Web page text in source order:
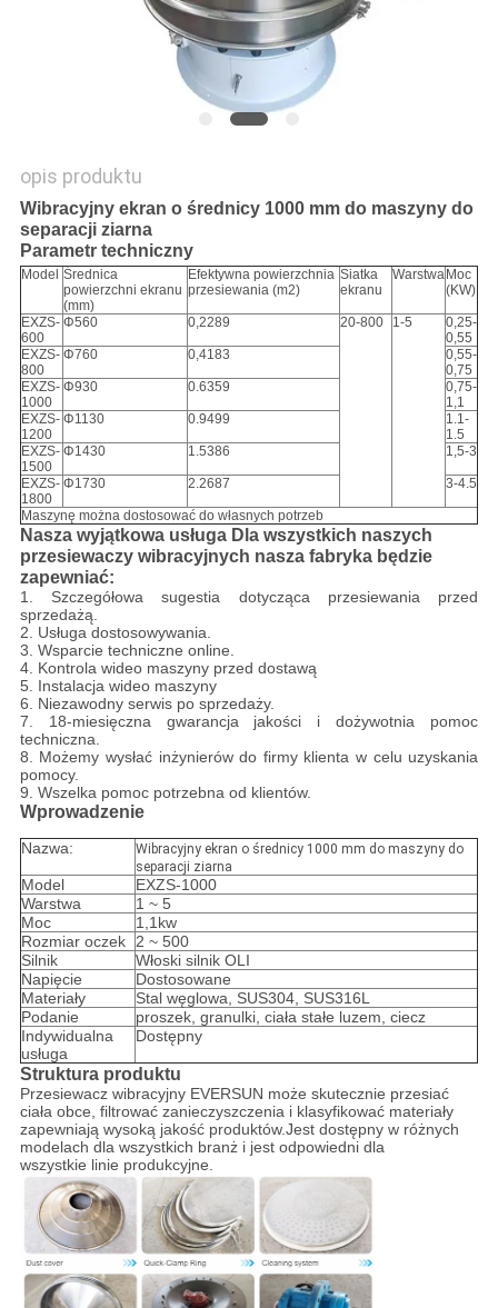
PRYWATNOŚCI
opis produktu
Wibracyjny ekran o średnicy 1000 mm do maszyny do
separacji ziarna
Parametr techniczny
Model Średnica
powierzchni ekranu
(mm)
Efektywna powierzchnia
przesiewania (m2)
Siatka
ekranu
Warstwa Moc
(KW)
EXZS-
600
Φ560 0,2289 20-800 1-5
0,25-
0,55
EXZS-
800
Φ760 0,4183
0,55-
0,75
EXZS-
1000
Φ930 0.6359
0,75-
1,1
EXZS-
1200
Φ1130 0.9499
1.1-
1.5
EXZS-
1500
Φ1430 1.5386 1,5-3
EXZS-
1800
Φ1730 2.2687 3-4.5
Maszynę można dostosować do własnych potrzeb
Nasza wyjątkowa usługa Dla wszystkich naszych
przesiewaczy wibracyjnych nasza fabryka będzie
zapewniać:
1. Szczegółowa sugestia dotycząca przesiewania przed
sprzedażą.
2. Usługa dostosowywania.
3. Wsparcie techniczne online.
4. Kontrola wideo maszyny przed dostawą
5. Instalacja wideo maszyny
6. Niezawodny serwis po sprzedaży.
7. 18-miesięczna gwarancja jakości i dożywotnia pomoc
techniczna.
8. Możemy wysłać inżynierów do firmy klienta w celu uzyskania
pomocy.
9. Wszelka pomoc potrzebna od klientów.
Wprowadzenie
Nazwa:
Wibracyjny ekran o średnicy 1000 mm do maszyny do
separacji ziarna
Model
EXZS-1000
Warstwa
1 ~ 5
Moc
1,1kw
Rozmiar oczek 2 ~ 500
Silnik
Włoski silnik OLI
Napięcie
Dostosowane
Materiały
Stal węglowa, SUS304, SUS316L
Podanie
proszek, granulki, ciała stałe luzem, ciecz
Indywidualna
usługa
Dostępny
Struktura produktu
Przesiewacz wibracyjny EVERSUN może skutecznie przesiać
ciała obce, filtrować zanieczyszczenia i klasyfikować materiały
zapewniają wysoką jakość produktów.Jest dostępny w różnych
modelach dla wszystkich branż i jest odpowiedni dla
wszystkie linie produkcyjne.